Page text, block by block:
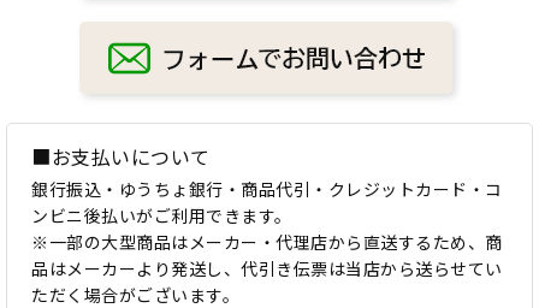
■お支払いについて
銀行振込・ゆうちょ銀行・商品代引・クレジットカード・コ
ンビニ後払いがご利用できます。
※一部の大型商品はメーカー・代理店から直送するため、商
品はメーカーより発送し、代引き伝票は当店から送らせてい
ただく場合がございます。